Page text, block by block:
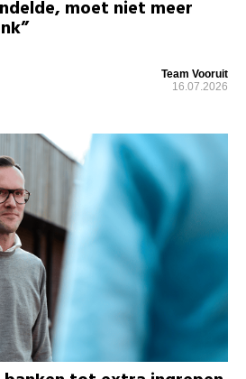
moet niet meer
Team Vooruit
16.07.2026